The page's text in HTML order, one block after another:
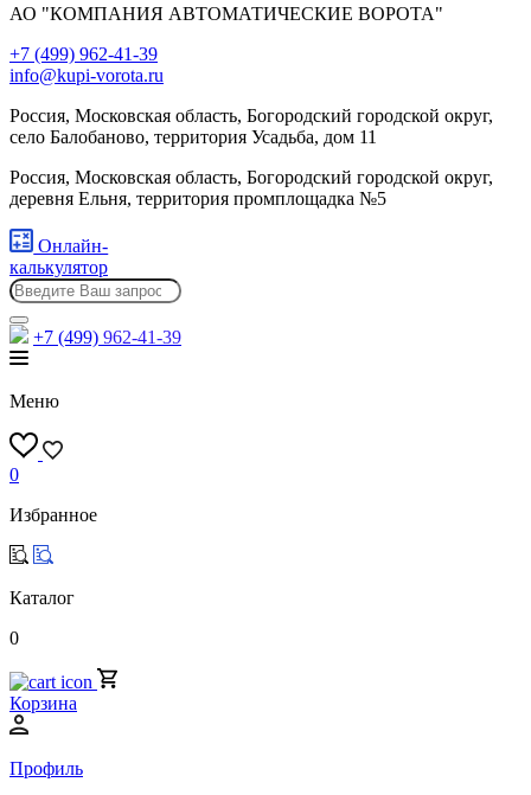
АО "КОМПАНИЯ АВТОМАТИЧЕСКИЕ ВОРОТА"
+7 (499) 962-41-39
info@kupi-vorota.ru
Россия, Московская область, Богородский городской округ,
село Балобаново, территория Усадьба, дом 11
Россия, Московская область, Богородский городской округ,
деревня Ельня, территория промплощадка №5
Онлайн-
калькулятор
+7 (499) 962-41-39
Меню
0
Избранное
Каталог
0
Корзина
Профиль